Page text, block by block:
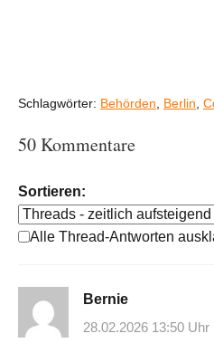
Schlagwörter: Behörden Berlin
50 Kommentare
Sortieren:
Alle Thread-Antworten
Bernie
28.02.2026 13:50 Uhr